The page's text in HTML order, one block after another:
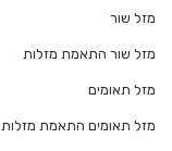
מזל שור
מזל שור התאמת מזלות
מזל תאומים
מזל תאומים התאמת מזלות